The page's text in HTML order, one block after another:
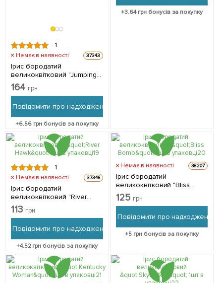
1
Немає в наявності 37343
Ірис бородатий
великоквітковий "Jumping"
1шт в упаковці
164 грн
Повідомити про надходження
+6.56 грн бонусів за покупку
+3.64грн бонусів за покупку
1
Немає в наявності 37346
Ірис бородатий
великоквітковий "River
Hawk" 1шт в упаковці
113 грн
Повідомити про надходження
+4.52грн бонусів за покупку
Немає в наявності 38207
Ірис бородатий
великоквітковий "Bliss
Bomb" 1шт в упаковці
125 грн
Повідомити про надходження
+5 грн бонусів за покупку